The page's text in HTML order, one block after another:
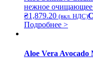
нежное очищающее
₴1,879.20 (вкл. НДС)
Подробнее >
Aloe Vera Avocado